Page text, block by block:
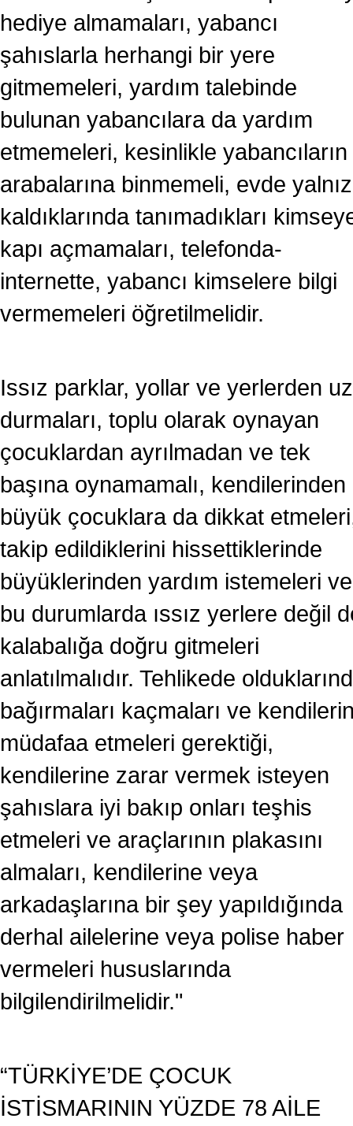
hediye almamaları, yabancı
şahıslarla herhangi bir yere
gitmemeleri, yardım talebinde
bulunan yabancılara da yardım
etmemeleri, kesinlikle yabancıların
arabalarına binmemeli, evde yalnız
kaldıklarında tanımadıkları
kapı açmamaları, telefonda-
internette, yabancı kimselere bilgi
vermemeleri öğretilmelidir.
Issız parklar, yollar ve yerlerden
durmaları, toplu olarak oynayan
çocuklardan ayrılmadan ve tek
başına oynamamalı, kendilerinden
büyük çocuklara da dikkat
takip edildiklerini hissettiklerinde
büyüklerinden yardım istemeleri ve
bu durumlarda ıssız yerlere değil
kalabalığa doğru gitmeleri
anlatılmalıdır. Tehlikede
bağırmaları kaçmaları ve
müdafaa etmeleri gerektiği,
kendilerine zarar vermek isteyen
şahıslara iyi bakıp onları teşhis
etmeleri ve araçlarının plakasını
almaları, kendilerine veya
arkadaşlarına bir şey yapıldığında
derhal ailelerine veya polise haber
vermeleri hususlarında
bilgilendirilmelidir."
“TÜRKİYE’DE ÇOCUK
İSTİSMARININ YÜZDE 78 AİLE